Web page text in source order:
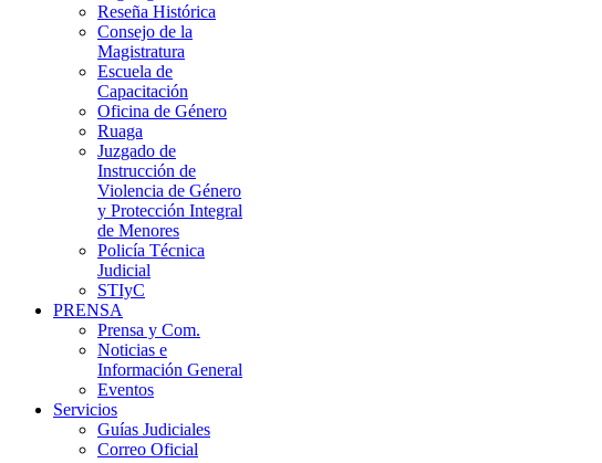
Reseña Histórica
Consejo de la
Magistratura
Escuela de
Capacitación
Oficina de Género
Ruaga
Juzgado de
Instrucción de
Violencia de Género
y Protección Integral
de Menores
Policía Técnica
Judicial
STIyC
PRENSA
Prensa y Com.
Noticias e
Información General
Eventos
Servicios
Guías Judiciales
Correo Oficial